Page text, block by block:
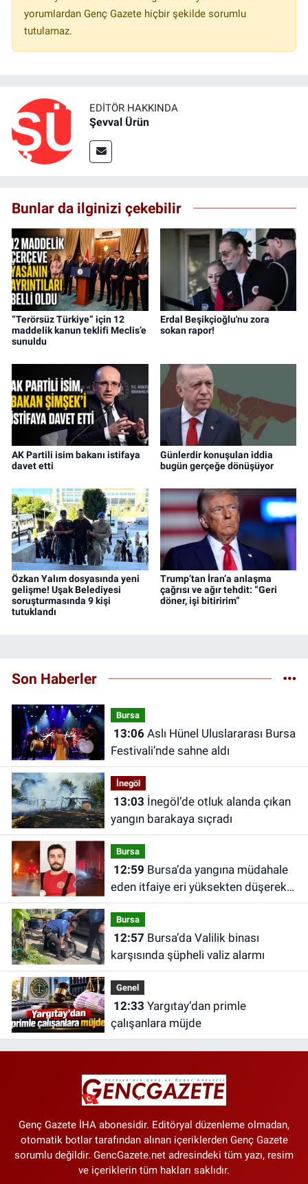
yorumlardan Genç Gazete hiçbir şekilde sorumlu
tutulamaz.
EDITÖR HAKKINDA
Şevval Ürün
Bunlar da ilginizi çekebilir
“Terörsüz Türkiye” için 12
maddelik kanun teklifi Meclis’e
sunuldu
Erdal Beşikçioğlu'nu zora
sokan rapor!
AK Partili isim bakanı istifaya
davet etti
Günlerdir konuşulan iddia
bugün gerçeğe dönüşüyor
Özkan Yalım dosyasında yeni
gelişme! Uşak Belediyesi
soruşturmasında 9 kişi
tutuklandı
Trump’tan İran’a anlaşma
çağrısı ve ağır tehdit: “Geri
döner, işi bitiririm”
Son Haberler
Bursa
13:06Aslı Hünel Uluslararası Bursa
Festivali’nde sahne aldı
İnegöl
13:03
yangın barakaya sıçradı
Bursa
12:59
eden itfaiye eri yüksekten düşerek
yaralandı
Bursa
12:57
karşısında şüpheli valiz alarmı
Genel
12:33
çalışanlara müjde
Genç Gazete İHA abonesidir. Editöryal düzenleme olmadan,
otomatik botlar tarafından alınan içeriklerden Genç Gazete
sorumlu değildir. GencGazete.net adresindeki tüm yazı, resim
ve içeriklerin tüm hakları saklıdır.